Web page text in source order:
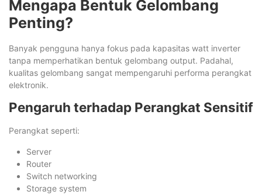
Mengapa Bentuk Gelombang
Penting?
Banyak pengguna hanya fokus pada kapasitas watt inverter
tanpa memperhatikan bentuk gelombang output. Padahal,
kualitas gelombang sangat mempengaruhi performa perangkat
elektronik.
Pengaruh terhadap Perangkat Sensitif
Perangkat seperti:
Server
Router
Switch networking
Storage system